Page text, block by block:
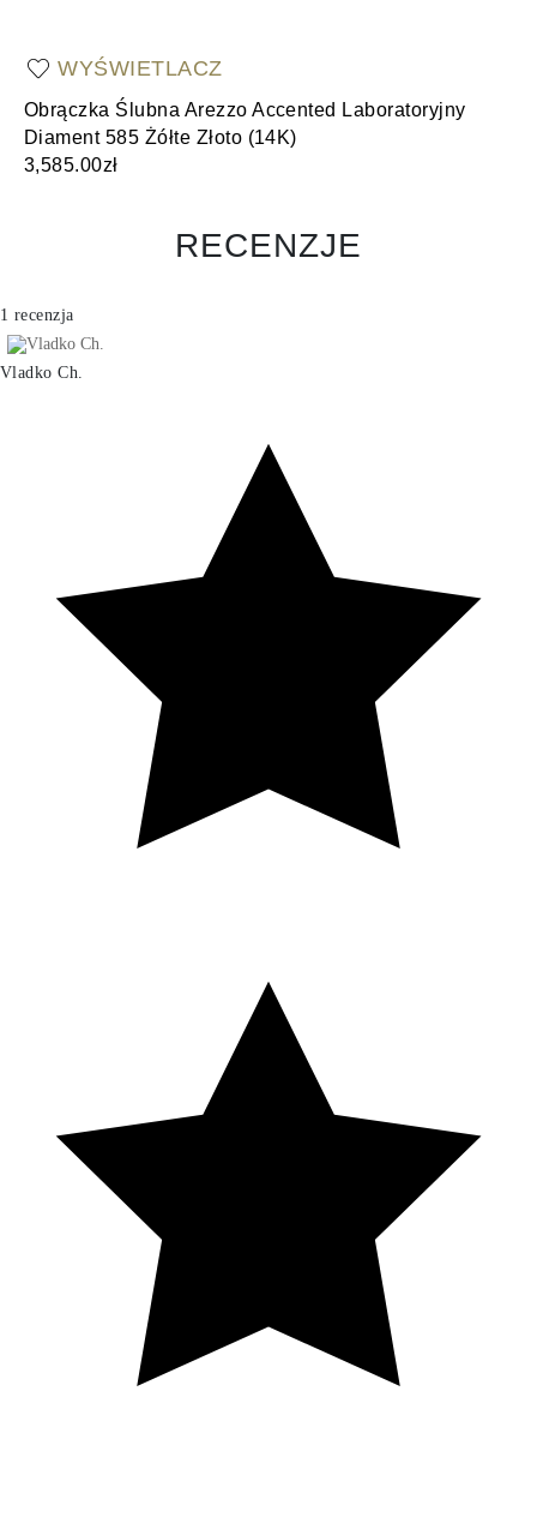
WYŚWIETLACZ
Obrączka Ślubna Arezzo Accented Laboratoryjny
Diament 585 Żółte Złoto (14K)
3,585.00zł
RECENZJE
1 recenzja
Vladko Ch.